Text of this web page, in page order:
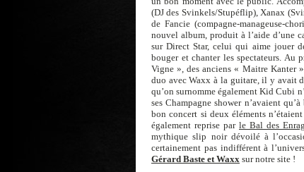
(DJ des Svinkels/Stupéflip), Xanax
de Fancie (compagne-manageuse-
nouvel album, produit à l’aide d’une
sur Direct Star, celui qui aime jouer
bouger et chanter les spectateurs. Au
Vigne », des anciens « Maitre Kanter
duo avec Waxx à la guitare, il y avait
qu’on surnomme également Kid Cubi
ses Champagne shower n’avaient
bon concert si deux éléments
également reprise par le Bal des
mythique slip noir dévoilé à
certainement pas indifférent à
Gérard Baste et Waxx sur notre site !